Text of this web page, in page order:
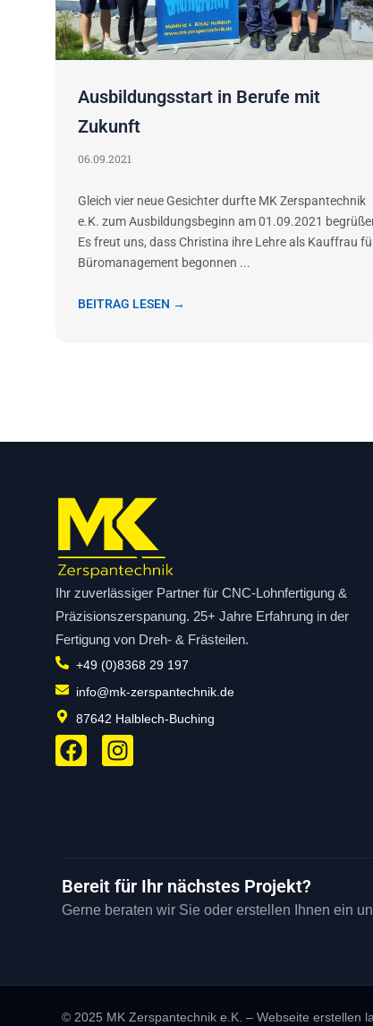
Ausbildungsstart in Berufe mit
Zukunft
06.09.2021
Gleich vier neue Gesichter durfte MK Zerspantechnik
e.K. zum Ausbildungsbeginn am 01.09.2021
Es freut uns, dass Christina ihre Lehre als Kauffrau
Büromanagement begonnen ...
BEITRAG LESEN →
Ihr zuverlässiger Partner für CNC-Lohnfertigung &
Präzisionszerspanung. 25+ Jahre Erfahrung in der
Fertigung von Dreh- & Frästeilen.
+49 (0)8368 29 197
info@mk-zerspantechnik.de
87642 Halblech-Buching
F
a
o
k
I
n
r
a
m
Bereit für Ihr nächstes Projekt?
Gerne beraten wir Sie oder erstellen Ihnen ein
© 2025 MK Zerspantechnik e.K. – Webseite erstellen